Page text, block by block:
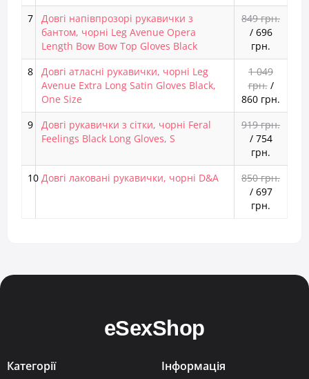
7
Довгі напівпрозорі рукавички з
бантом, чорні Leg Avenue Opera
Length Bow Bow Top Gloves Black
849 грн.
/ 696
грн.
8
Довгі атласні рукавички, чорні Leg
Avenue Extra Long Satin Gloves Black,
One Size
1 049
грн./
860 грн.
9
Довгі рукавички з сітки, чорні Feral
Feelings Black Long Gloves, S
919 грн.
/ 754
грн.
10 Довгі лаковані рукавички, чорні D&A
850 грн.
/ 697
грн.
Категорії Інформація